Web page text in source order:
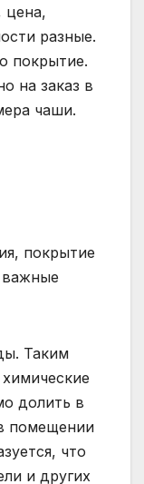
цена,
разные.
покрытие.
на заказ в
чаши.
покрытие
важные
Таким
долить в
помещении
что
и других